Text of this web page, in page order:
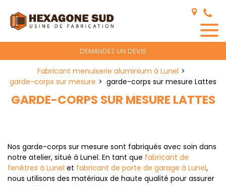
DEMANDEZ UN DEVIS
Fabricant menuiserie aluminium à Lunel
garde-corps sur mesure
garde-corps sur mesure Lattes
GARDE-CORPS SUR MESURE LATTES
Nos garde-corps sur mesure sont fabriqués avec soin dans
notre atelier, situé à Lunel. En tant que fabricant de
fenêtres à Lunel et fabricant de porte de garage à Lunel,
nous utilisons des matériaux de haute qualité pour assurer